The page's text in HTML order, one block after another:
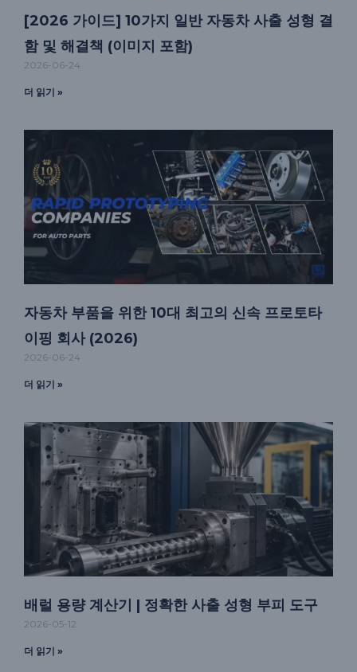
[2026 가이드] 10가지 일반 자동차 사출 성형 결
함 및 해결책 (이미지 포함)
2026-06-24
더 읽기 »
자동차 부품을 위한 10대 최고의 신속 프로토타
이핑 회사 (2026)
2026-06-24
더 읽기 »
배럴 용량 계산기 | 정확한 사출 성형 부피 도구
2026-05-12
더 읽기 »